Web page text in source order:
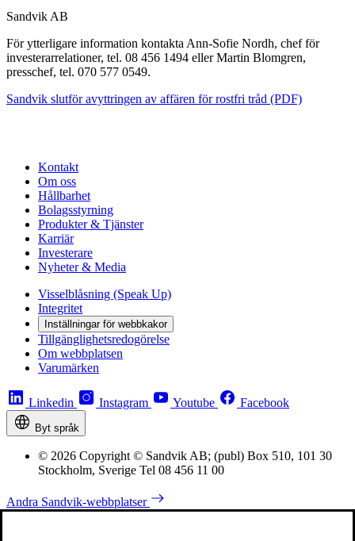
Sandvik AB
För ytterligare information kontakta Ann-Sofie Nordh, chef för
investerarrelationer, tel. 08 456 1494 eller Martin Blomgren,
presschef, tel. 070 577 0549.
Sandvik slutför avyttringen av affären för rostfri tråd (PDF)
Kontakt
Om oss
Hållbarhet
Bolagsstyrning
Produkter & Tjänster
Karriär
Investerare
Nyheter & Media
Visselblåsning (Speak Up)
Integritet
Inställningar för webbkakor
Tillgänglighetsredogörelse
Om webbplatsen
Varumärken
Linkedin Instagram Youtube Facebook
Byt språk
© 2026 Copyright © Sandvik AB; (publ) Box 510, 101 30
Stockholm, Sverige Tel 08 456 11 00
Andra Sandvik-webbplatser